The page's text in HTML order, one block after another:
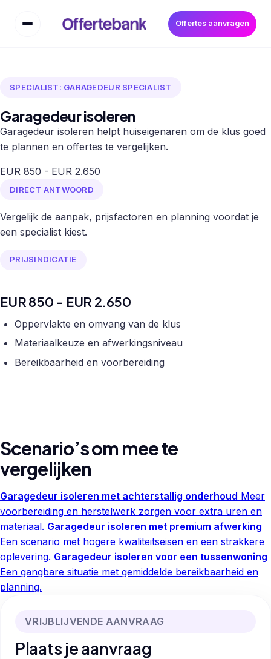
Offertes aanvragen
SPECIALIST: GARAGEDEUR SPECIALIST
Garagedeur isoleren
Garagedeur isoleren helpt huiseigenaren om de klus goed
te plannen en offertes te vergelijken.
EUR 850 - EUR 2.650
DIRECT ANTWOORD
Vergelijk de aanpak, prijsfactoren en planning voordat je
een specialist kiest.
PRIJSINDICATIE
EUR 850 - EUR 2.650
Oppervlakte en omvang van de klus
Materiaalkeuze en afwerkingsniveau
Bereikbaarheid en voorbereiding
Scenario’s om mee te
vergelijken
Garagedeur isoleren met achterstallig onderhoud Meer
voorbereiding en herstelwerk zorgen voor extra uren en
materiaal. Garagedeur isoleren met premium afwerking
Een scenario met hogere kwaliteitseisen en een strakkere
oplevering. Garagedeur isoleren voor een tussenwoning
Een gangbare situatie met gemiddelde bereikbaarheid en
planning.
VRIJBLIJVENDE AANVRAAG
Plaats je aanvraag